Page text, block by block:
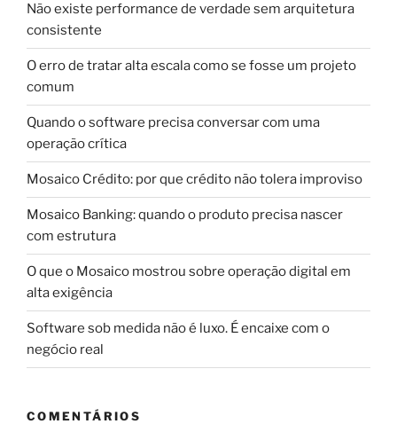
Não existe performance de verdade sem arquitetura
consistente
O erro de tratar alta escala como se fosse um projeto
comum
Quando o software precisa conversar com uma
operação crítica
Mosaico Crédito: por que crédito não tolera improviso
Mosaico Banking: quando o produto precisa nascer
com estrutura
O que o Mosaico mostrou sobre operação digital em
alta exigência
Software sob medida não é luxo. É encaixe com o
negócio real
COMENTÁRIOS